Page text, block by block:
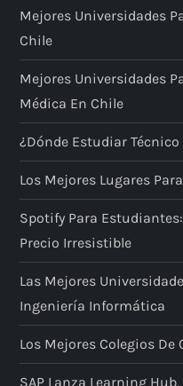
Mejores Universidades
Chile
Mejores Universidades
Médica En Chile
¿Dónde Estudiar
Los Mejores Lugares
Spotify Para
Precio Irresistible
Las Mejores
Ingeniería Informática
Los Mejores Colegios De
SAP Lanza Learning